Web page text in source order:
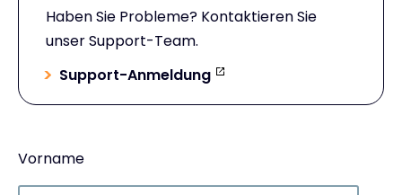
Haben Sie Probleme? Kontaktieren Sie
unser Support-Team.
Support-Anmeldung
Vorname